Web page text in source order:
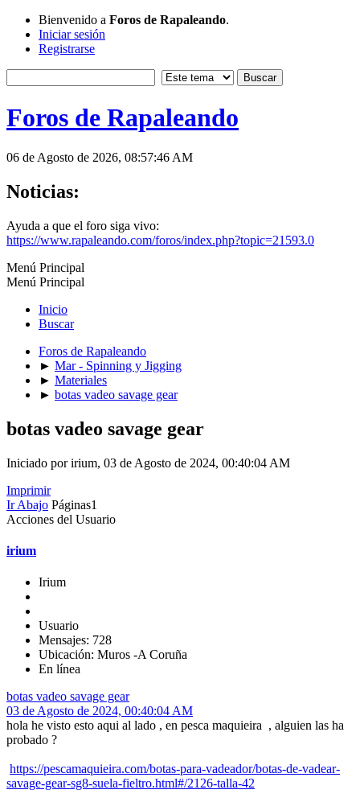
Bienvenido a Foros de Rapaleando.
Iniciar sesión
Registrarse
Foros de Rapaleando
06 de Agosto de 2026, 08:57:46 AM
Noticias:
Ayuda a que el foro siga vivo:
https://www.rapaleando.com/foros/index.php?topic=21593.0
Menú Principal
Menú Principal
Inicio
Buscar
Foros de Rapaleando
► Mar - Spinning y Jigging
► Materiales
► botas vadeo savage gear
botas vadeo savage gear
Iniciado por irium, 03 de Agosto de 2024, 00:40:04 AM
Imprimir
Ir Abajo Páginas1
Acciones del Usuario
irium
Irium
Usuario
Mensajes: 728
Ubicación: Muros -A Coruña
En línea
botas vadeo savage gear
03 de Agosto de 2024, 00:40:04 AM
hola he visto esto aqui al lado , en pesca maquieira , alguien las ha
probado ?
https://pescamaquieira.com/botas-para-vadeador/botas-de-vadear-
savage-gear-sg8-suela-fieltro.html#/2126-talla-42